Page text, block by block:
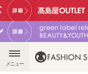
メニュー